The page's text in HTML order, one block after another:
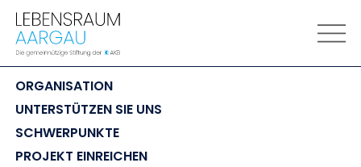
LEBENSRAUM
AARGAU
ORGANISATION
UNTERSTÜTZEN SIE UNS
SCHWERPUNKTE
PROJEKT EINREICHEN